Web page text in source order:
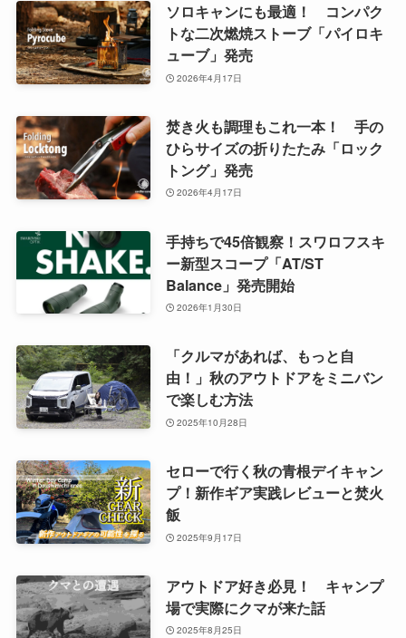
ソロキャンにも最適！ コンパク
トな二次燃焼ストーブ「パイロキ
ューブ」発売
2026年4月17日
焚き火も調理もこれ一本！ 手の
ひらサイズの折りたたみ「ロック
トング」発売
2026年4月17日
手持ちで45倍観察！スワロフスキ
ー新型スコープ「AT/ST
Balance」発売開始
2026年1月30日
「クルマがあれば、もっと自
由！」秋のアウトドアをミニバン
で楽しむ方法
2025年10月28日
セローで行く秋の青根デイキャン
プ！新作ギア実践レビューと焚火
飯
2025年9月17日
アウトドア好き必見！ キャンプ
場で実際にクマが来た話
2025年8月25日